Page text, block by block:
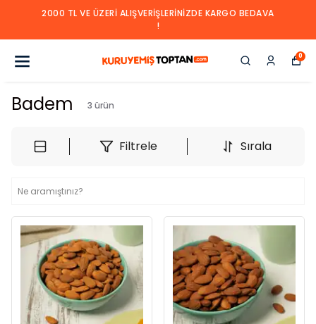
2000 TL VE ÜZERI ALIŞVERIŞLERINIZDE KARGO BEDAVA
!
0
Badem 3 ürün
Filtrele Sırala